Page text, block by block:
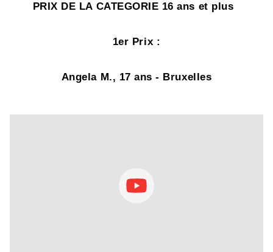
PRIX DE LA CATEGORIE 16 ans et plus
1er Prix :
Angela M., 17 ans - Bruxelles